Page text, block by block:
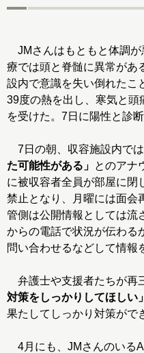
JMさんはもともと体調が
療では頭と脊髄に異常があ
設内で意識を失い倒れたこ
39度の熱を出し、寒気と頭
を受けた。7日に陽性と診断
7日の朝、収容施設内では
た可能性がある」 とのアナ
に被収容者全員が部屋に閉
禁止となり、月曜には面会
管側は公開情報としては流
からの電話で状況が伝わる
問い合わせるなどして情報
弁護士や支援者たちが再
対策をしっかりしてほしい」
果たしてしっかり対策がで
4月にも、JMさんのいる